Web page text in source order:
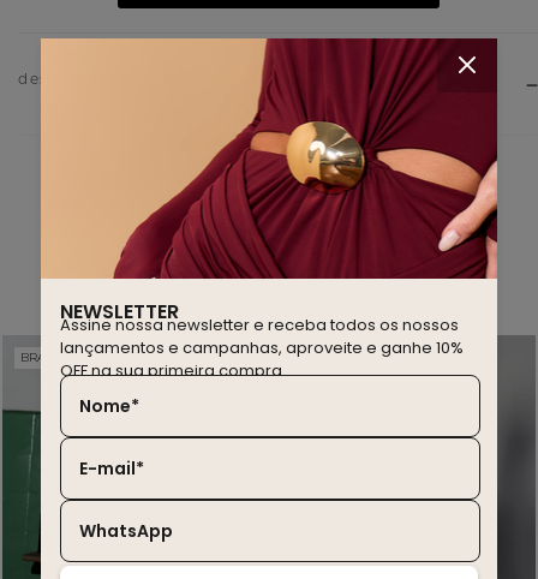
descrição do produto
você também deve gostar
BRASIL EDITION 20% OFF WINTER SALE 30% OFF
NEWSLETTER
Assine nossa newsletter e receba todos os nossos
lançamentos e campanhas, aproveite e ganhe 10%
OFF na sua primeira compra.
Nome*
E-mail*
WhatsApp